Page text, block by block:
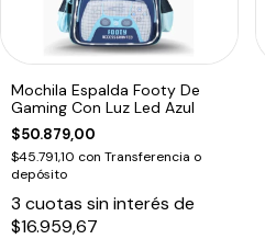
Mochila Espalda Footy De
Gaming Con Luz Led Azul
$50.879,00
$45.791,10 con Transferencia o
depósito
3 cuotas sin interés de
$16.959,67